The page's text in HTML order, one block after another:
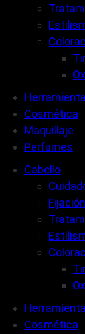
Cosmética
Maquillaje
Perfumes
Cabello
Fijación
Cosmética